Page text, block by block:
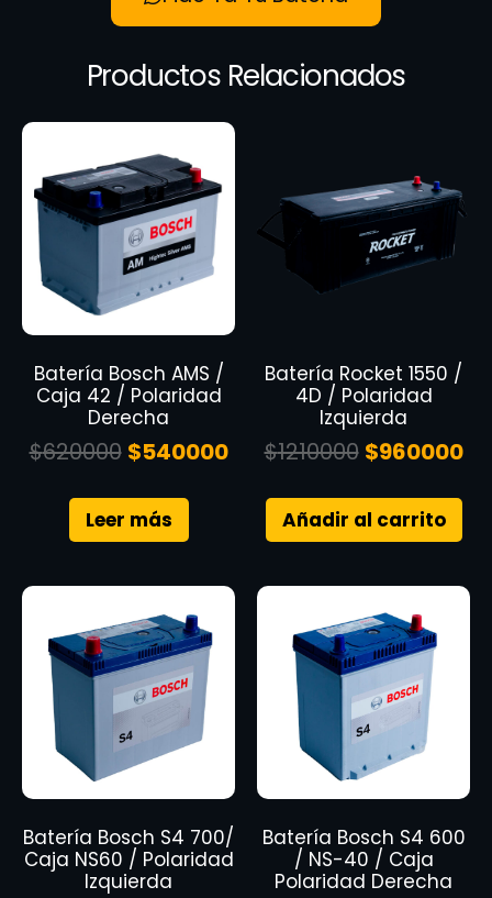
Productos Relacionados
Batería Bosch AMS /
Caja 42 / Polaridad
Derecha
$620000 $540000
Leer más
Batería Rocket 1550 /
4D / Polaridad
Izquierda
$1210000 $960000
Añadir al carrito
Batería Bosch S4 700/
Caja NS60 / Polaridad
Izquierda
Batería Bosch S4 600
/ NS-40 / Caja
Polaridad Derecha